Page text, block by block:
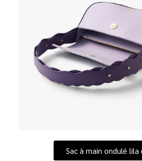
Sac à main ondulé lila